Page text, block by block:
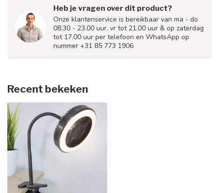
Heb je vragen over dit product?
Onze klantenservice is bereikbaar van ma - do
08.30 - 23.00 uur, vr tot 21.00 uur & op zaterdag
tot 17.00 uur per telefoon en WhatsApp op
nummer +31 85 773 1906
Recent bekeken